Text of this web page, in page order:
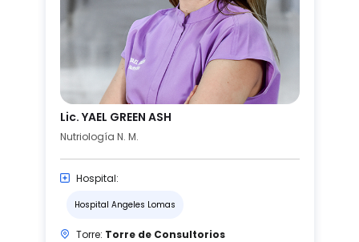
Lic. YAEL GREEN ASH
Nutriología N. M.
Hospital:
Hospital Angeles Lomas
Torre: Torre de Consultorios